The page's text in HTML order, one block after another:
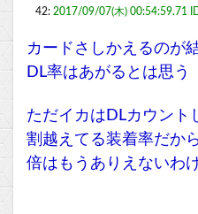
42: 2017/09/07(木) 00:54:59.71
カードさしかえるのが
DL率はあがるとは思う
ただイカはDLカウント
割越えてる装着率だか
倍はもうありえないわ